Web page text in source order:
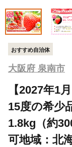
おすすめ自治体
大阪府 泉南市
【2027年1
15度の希少
1.8kg（約
可地域：北